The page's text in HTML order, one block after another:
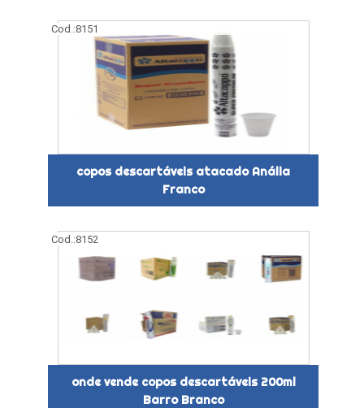
Cod.:8151
copos descartáveis atacado Anália
Franco
Cod.:8152
onde vende copos descartáveis 200ml
Barro Branco